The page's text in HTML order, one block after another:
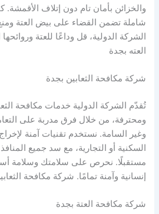
والخزائن بأمان تام دون إتلاف الأقمشة.
شاملة تضمن القضاء على بيض العتة
الشركة الدولية، قل وداعًا للعتة
العته بجدة
شركة مكافحة الثعابين بجدة
تُقدّم الشركة الدولية خدمات مكافحة
ومحترفة، من خلال فرق مدربة على
وغير السامة. نستخدم تقنيات آمنة
السكنية أو التجارية، مع سد جميع
مستقبلًا. نحرص على سلامتك وسلامة
إنسانية وآمنة تمامًا. شركة مكافحة
شركة مكافحة العتة بجدة